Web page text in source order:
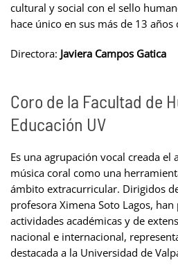
cultural y social con el sello
hace único en sus más de 13 años
Directora: Javiera Campos Gatica
Coro de la Facultad de
Educación UV
Es una agrupación vocal creada
música coral como una
ámbito extracurricular. Dirigidos
profesora Ximena Soto Lagos,
actividades académicas y de
nacional e internacional,
destacada a la Universidad de